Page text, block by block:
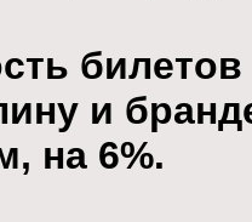
билетов
и
на 6%.